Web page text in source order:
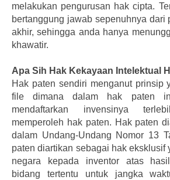
melakukan pengurusan hak cipta.
bertanggung jawab sepenuhnya dari
akhir, sehingga anda hanya
khawatir.
Apa Sih Hak Kekayaan Intelektual
Hak paten sendiri menganut prinsip
file dimana dalam hak paten
mendaftarkan invensinya
memperoleh hak paten. Hak paten
dalam Undang-Undang Nomor 13
paten diartikan sebagai hak eksklusif
negara kepada inventor atas
bidang tertentu untuk jangka